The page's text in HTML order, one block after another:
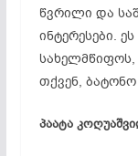
წვრილი და
ინტერესები.
თქვენ,
პაატა